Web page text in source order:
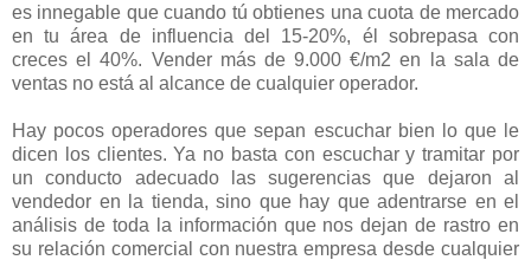
es innegable que cuando tú obtienes una cuota de mercado
en tu área de influencia del 15-20%, él sobrepasa con
creces el 40%. Vender más de 9.000 €/m2 en la sala de
ventas no está al alcance de cualquier operador.
Hay pocos operadores que sepan escuchar bien lo que le
dicen los clientes. Ya no basta con escuchar y tramitar por
un conducto adecuado las sugerencias que dejaron al
vendedor en la tienda, sino que hay que adentrarse en el
análisis de toda la información que nos dejan de rastro en
su relación comercial con nuestra empresa desde cualquier